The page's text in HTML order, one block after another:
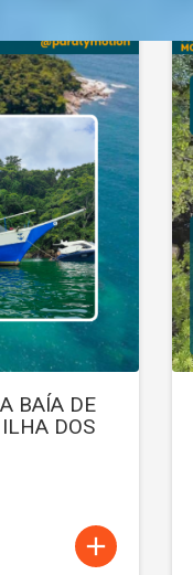
add
BAÍA DE
DOS